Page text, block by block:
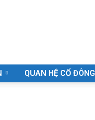
QUAN HỆ CỔ ĐÔNG